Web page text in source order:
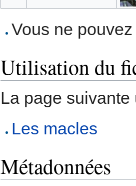
Vous ne
Utilisation du
La page
Les macles
Métadonnées